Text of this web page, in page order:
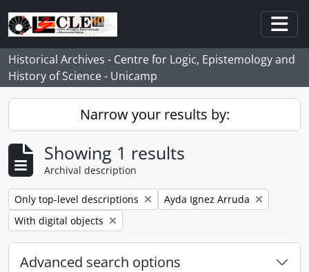
Skip to main content
Historical Archives - Centre for Logic, Epistemology and
History of Science - Unicamp
Narrow your results by:
Showing 1 results
Archival description
Remove filter:
Only top-level descriptions Remove filter:
Ayda Ignez Arruda
Remove filter:
With digital objects
Advanced search options